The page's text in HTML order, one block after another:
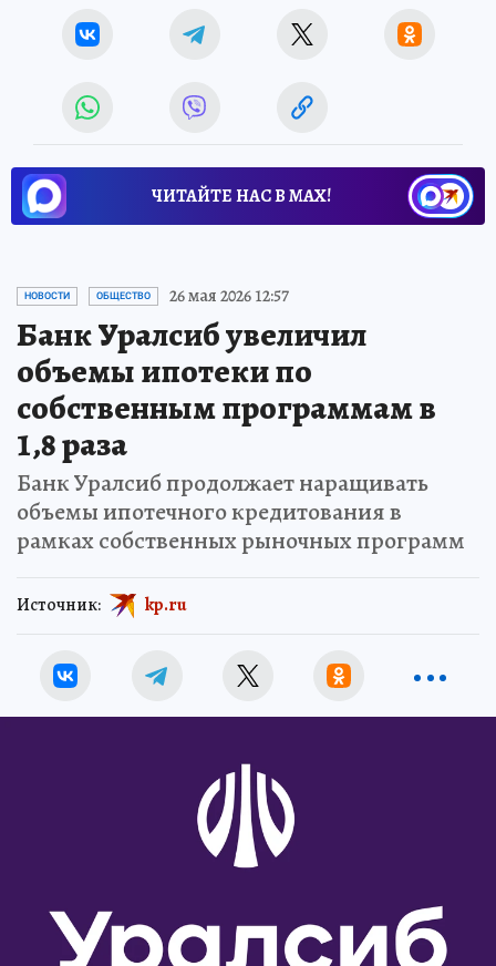
ЧИТАЙТЕ НАС В МАХ!
НОВОСТИ ОБЩЕСТВО 26 мая 2026 12:57
Банк Уралсиб увеличил
объемы ипотеки по
собственным программам в
1,8 раза
Банк Уралсиб продолжает наращивать
объемы ипотечного кредитования в
рамках собственных рыночных программ
Источник: kp.ru